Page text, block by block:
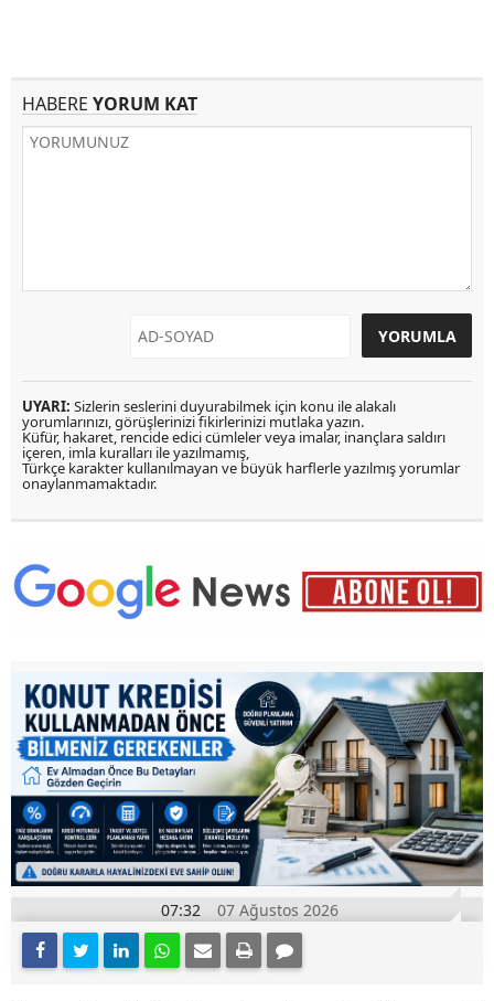
HABERE YORUM KAT
UYARI: Sizlerin seslerini duyurabilmek için konu ile alakalı
yorumlarınızı, görüşlerinizi fikirlerinizi mutlaka yazın.
Küfür, hakaret, rencide edici cümleler veya imalar, inançlara saldırı
içeren, imla kuralları ile yazılmamış,
Türkçe karakter kullanılmayan ve büyük harflerle yazılmış yorumlar
onaylanmamaktadır.
07:32 07 Ağustos 2026